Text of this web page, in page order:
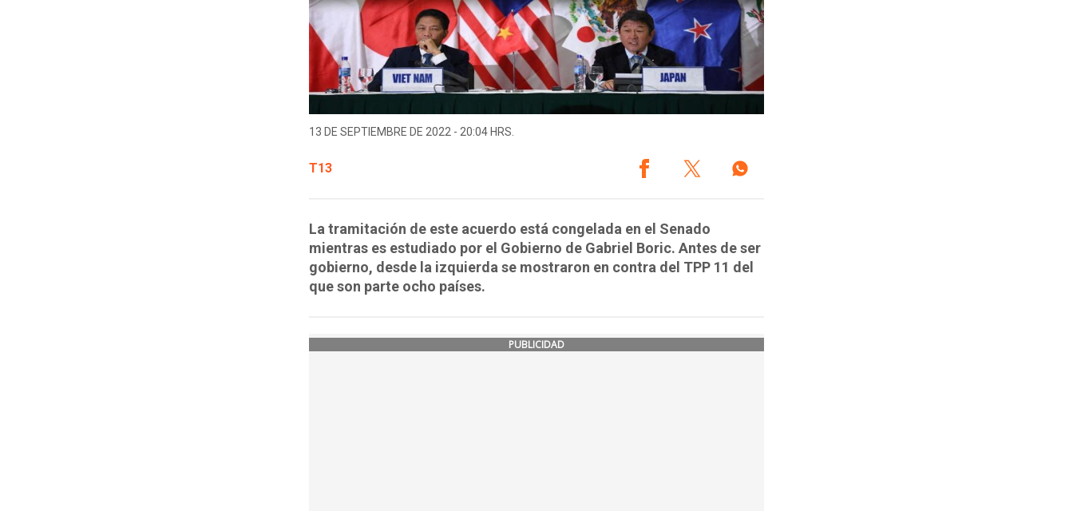
13 DE SEPTIEMBRE DE 2022 - 20:04 HRS.
T13
La tramitación de este acuerdo está congelada en el Senado
mientras es estudiado por el Gobierno de Gabriel Boric. Antes de ser
gobierno, desde la izquierda se mostraron en contra del TPP 11 del
que son parte ocho países.
PUBLICIDAD